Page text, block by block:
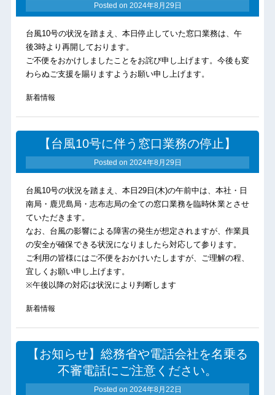
Posted on 2024年8月29日
台風10号の状況を踏まえ、本日停止していた窓口業務は、午
後3時より再開しております。
ご不便をおかけしましたことをお詫び申し上げます。今後も変
わらぬご支援を賜りますようお願い申し上げます。
新着情報
【台風10号に伴う窓口業務の停止】
Posted on 2024年8月29日
台風10号の状況を踏まえ、本日29日(木)の午前中は、本社・日
南局・鹿児島局・志布志局の全ての窓口業務を臨時休業とさせ
ていただきます。
なお、台風の影響による障害の発生が想定されますが、作業員
の安全が確保できる状況になりましたら対応して参ります。
ご利用の皆様にはご不便をおかけいたしますが、ご理解の程、
宜しくお願い申し上げます。
※午後以降の対応は状況により判断します
新着情報
【お知らせ】総務省や電話会社を名乗る
不審電話にご注意ください。
Posted on 2024年8月22日